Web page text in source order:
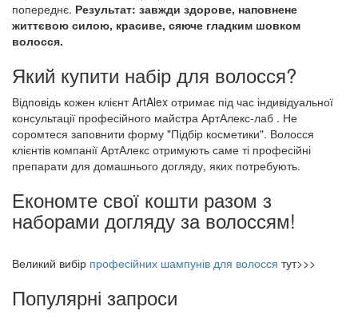
попереднє. Результат: завжди здорове, наповнене
життєвою силою, красиве, сяюче гладким шовком
волосся.
Який купити набір для волосся?
Відповідь кожен клієнт ArtAlex отримає під час індивідуальної
консультації професійного майстра АртАлекс-лаб . Не
соромтеся заповнити форму "Підбір косметики". Волосся
клієнтів компанії АртАлекс отримують саме ті професійні
препарати для домашнього догляду, яких потребують.
Економте свої кошти разом з
наборами догляду за волоссям!
Великий вибір професійних шампунів для волосся тут>>>
Популярні запроси